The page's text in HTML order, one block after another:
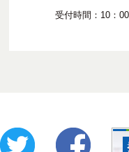
受付時間：10：